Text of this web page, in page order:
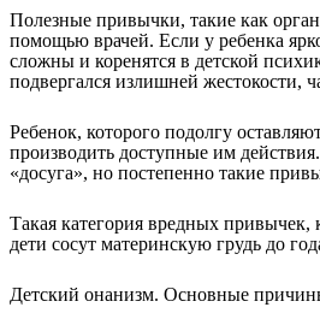
Полезные привычки, такие как
помощью врачей. Если у ребенка
сложны и коренятся в детской
подвергался излишней жестокости,
Ребенок, которого подолгу
производить доступные им
«досуга», но постепенно такие
Такая категория вредных привычек,
дети сосут материнскую грудь до
Детский онанизм. Основные